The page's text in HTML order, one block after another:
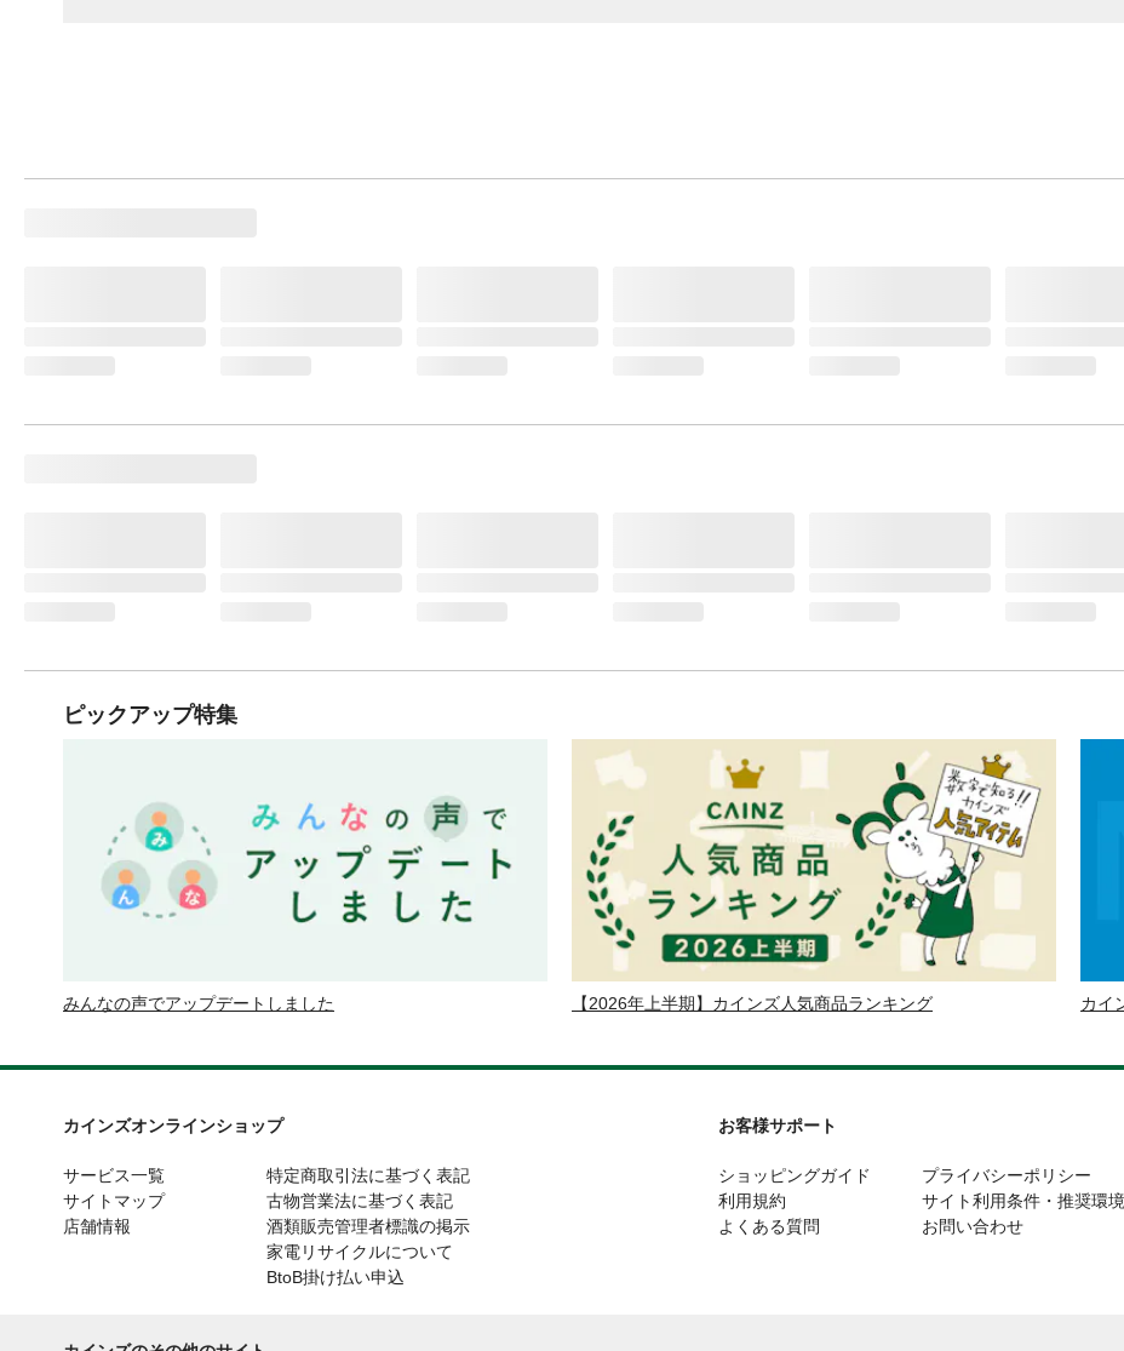
ピックアップ特集
みんなの声でアップデートしました 【2026年上半期】カインズ人気商品ランキング カイ
カインズオンラインショップ
サービス一覧
サイトマップ
店舗情報
特定商取引法に基づく表記
古物営業法に基づく表記
酒類販売管理者標識の掲示
家電リサイクルについて
BtoB掛け払い申込
お客様サポート
ショッピングガイド
利用規約
よくある質問
プライバシーポリシー
サイト利用条件・推奨環境
お問い合わせ